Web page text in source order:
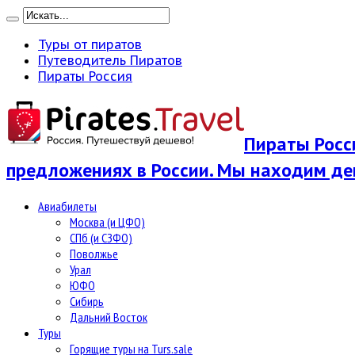
Туры от пиратов
Путеводитель Пиратов
Пираты Россия
Пираты
предложениях в России. Мы находим
Авиабилеты
Москва (и ЦФО)
СПб (и СЗФО)
Поволжье
Урал
ЮФО
Сибирь
Дальний Восток
Туры
Горящие туры на Turs.sale